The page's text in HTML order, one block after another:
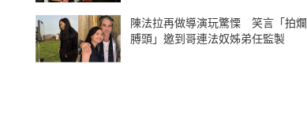
陳法拉再做導演玩驚慄 笑言「拍爛
膊頭」邀到哥連法奴姊弟任監製